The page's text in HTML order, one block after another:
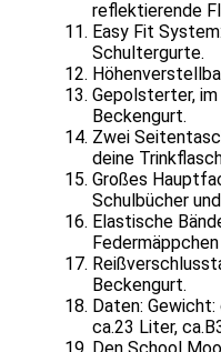
reflektierende
Easy Fit
Schultergurte.
Gepolsterter,
Beckengurt.
Zwei
deine
Großes
Schulbücher
Elastische
Beckengurt.
Daten: Gewicht:
ca.23 Liter,